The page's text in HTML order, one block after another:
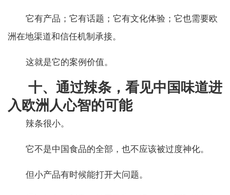
它有产品；它有话题；它有文化体验；它也需要欧
洲在地渠道和信任机制承接。
这就是它的案例价值。
十、通过辣条，看见中国味道进
入欧洲人心智的可能
辣条很小。
它不是中国食品的全部，也不应该被过度神化。
但小产品有时候能打开大问题。